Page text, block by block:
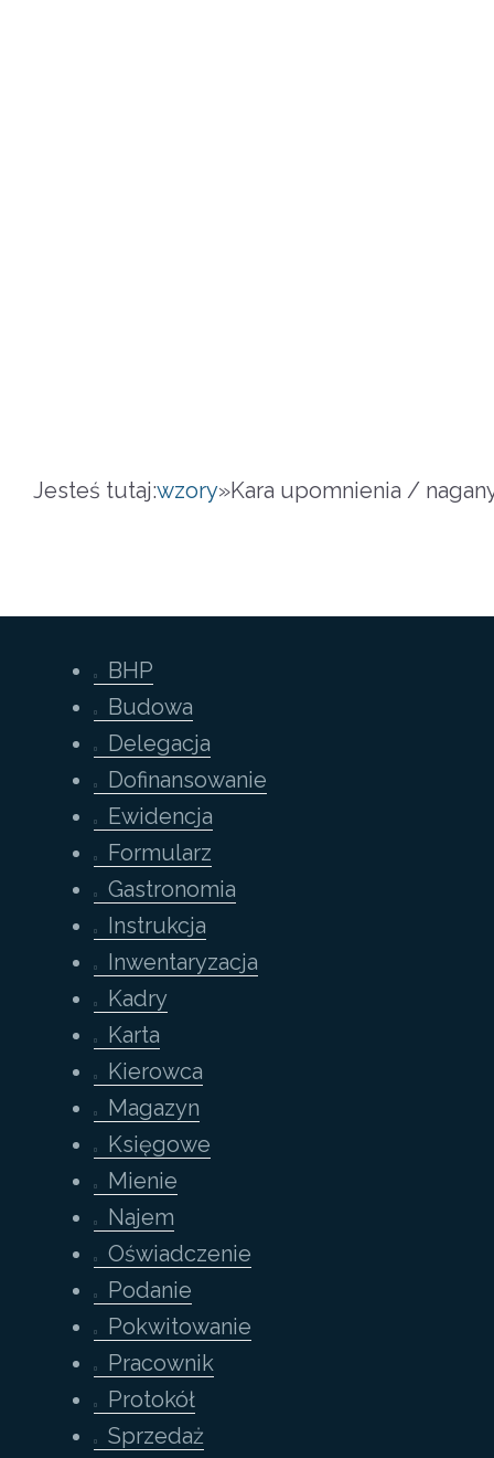
Jesteś tutaj:wzory»Kara upomnienia /
BHP
Budowa
Delegacja
Dofinansowanie
Ewidencja
Formularz
Gastronomia
Instrukcja
Inwentaryzacja
Kadry
Karta
Kierowca
Magazyn
Księgowe
Mienie
Najem
Oświadczenie
Podanie
Pokwitowanie
Pracownik
Protokół
Sprzedaż